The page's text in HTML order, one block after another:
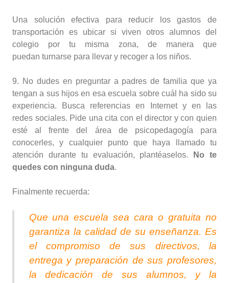
Una solución efectiva para reducir los gastos de
transportación es ubicar si viven otros alumnos del
colegio por tu misma zona, de manera que
puedan turnarse para llevar y recoger a los niños.
9. No dudes en preguntar a padres de familia que ya
tengan a sus hijos en esa escuela sobre cuál ha sido su
experiencia. Busca referencias en Internet y en las
redes sociales. Pide una cita con el director y con quien
esté al frente del área de psicopedagogía para
conocerles, y cualquier punto que haya llamado tu
atención durante tu evaluación, plantéaselos.
No te
quedes con ninguna duda.
Finalmente recuerda:
Que una escuela sea cara o gratuita no
garantiza la calidad de su enseñanza. Es
el compromiso de sus directivos, la
entrega y preparación de sus profesores,
la dedicación de sus alumnos, y la